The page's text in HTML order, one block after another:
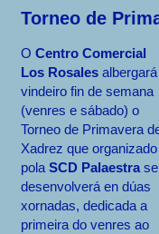
Torneo de
O Centro Comercial
Los Rosales
vindeiro fin de semana
(venres e sábado) o
Torneo de Primavera
Xadrez que organizado
pola SCD Palaestrase
desenvolverá en dúas
xornadas, dedicada a
primeira do venres ao